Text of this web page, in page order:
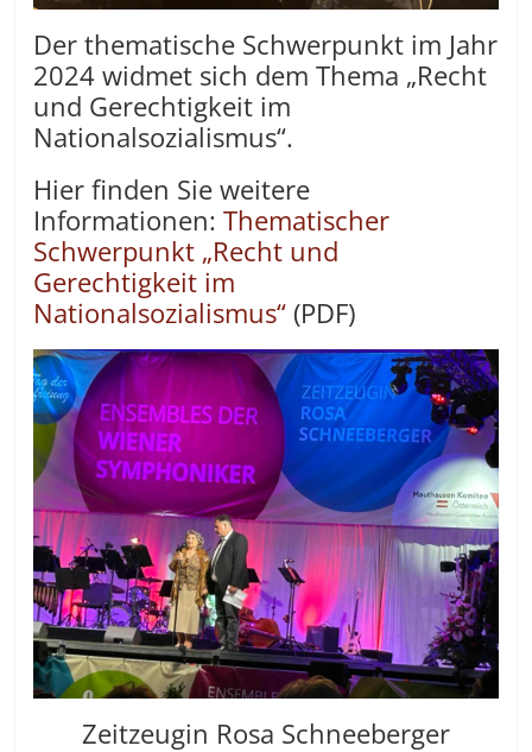
Der thematische Schwerpunkt im Jahr
2024 widmet sich dem Thema „Recht
und Gerechtigkeit im
Nationalsozialismus“.
Hier finden Sie weitere
Informationen:Thematischer
Schwerpunkt „Recht und
Gerechtigkeit im
Nationalsozialismus“ (PDF)
Zeitzeugin Rosa Schneeberger